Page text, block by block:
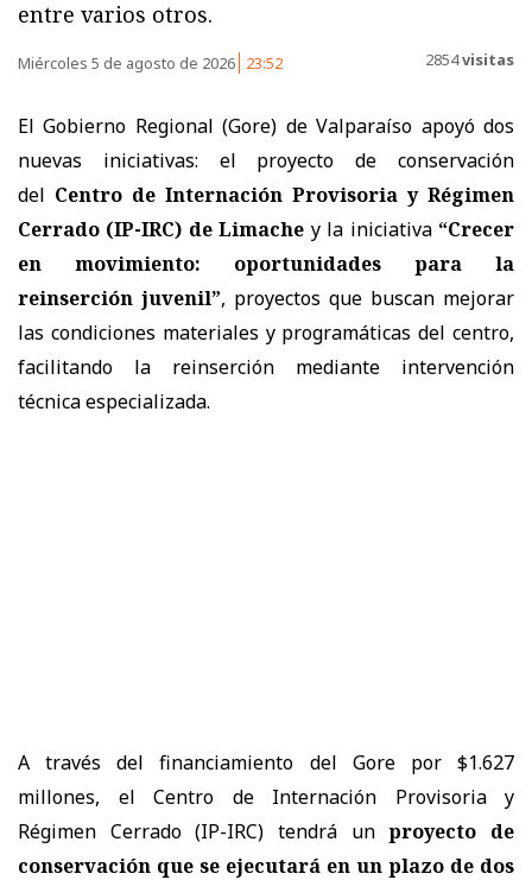
entre varios otros.
Miércoles 5 de agosto de 2026 23:52 2854visitas
El Gobierno Regional (Gore) de Valparaíso apoyó dos
nuevas iniciativas: el proyecto de conservación
del Centro de Internación Provisoria y Régimen
Cerrado (IP-IRC) de Limache y la iniciativa “Crecer
en movimiento: oportunidades para la
reinserción juvenil”, proyectos que buscan mejorar
las condiciones materiales y programáticas del centro,
facilitando la reinserción mediante intervención
técnica especializada.
A través del financiamiento del Gore por $1.627
millones, el Centro de Internación Provisoria y
Régimen Cerrado (IP-IRC) tendrá un proyecto de
conservación que se ejecutará en un plazo de dos